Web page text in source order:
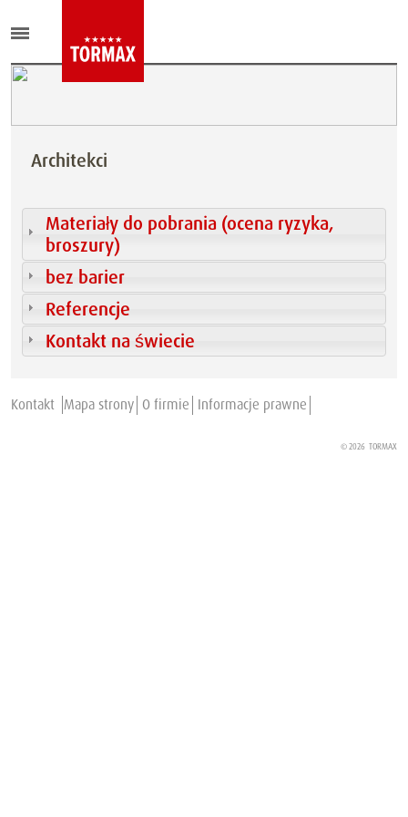
Architekci
Materiały do pobrania (ocena ryzyka,
broszury)
bez barier
Referencje
Kontakt na świecie
Kontakt Mapa strony O firmie Informacje prawne
© 2026 TORMAX